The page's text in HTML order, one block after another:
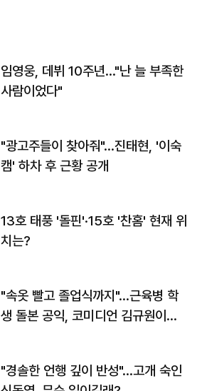
임영웅, 데뷔 10주년…"난 늘 부족한
사람이었다"
"광고주들이 찾아줘"…진태현, '이숙
캠' 하차 후 근황 공개
13호 태풍 '돌핀'·15호 '찬홈' 현재 위
치는?
"속옷 빨고 졸업식까지"…근육병 학
생 돌본 공익, 코미디언 김규원이었
"경솔한 언행 깊이 반성"…고개 숙인